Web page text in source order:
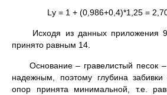
Lу = 1 + (0,986+0,4)*1,25 =
Исходя из данных приложения 9
принято равным 14.
Основание – гравелистый песок –
надежным, поэтому глубина
опор принята минимальной, т.е.